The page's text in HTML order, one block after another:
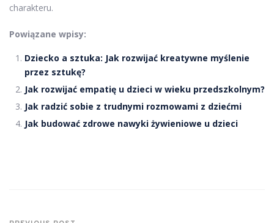
charakteru.
Powiązane wpisy:
Dziecko a sztuka: Jak rozwijać kreatywne myślenie
przez sztukę?
Jak rozwijać empatię u dzieci w wieku przedszkolnym?
Jak radzić sobie z trudnymi rozmowami z dziećmi
Jak budować zdrowe nawyki żywieniowe u dzieci